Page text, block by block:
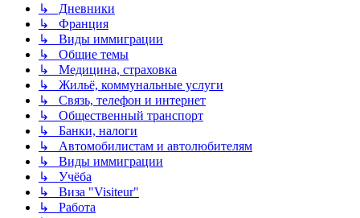
↳ Дневники
↳ Франция
↳ Виды иммиграции
↳ Общие темы
↳ Медицина, страховка
↳ Жильё, коммунальные услуги
↳ Связь, телефон и интернет
↳ Общественный транспорт
↳ Банки, налоги
↳ Автомобилистам и автолюбителям
↳ Виды иммиграции
↳ Учёба
↳ Виза "Visiteur"
↳ Работа